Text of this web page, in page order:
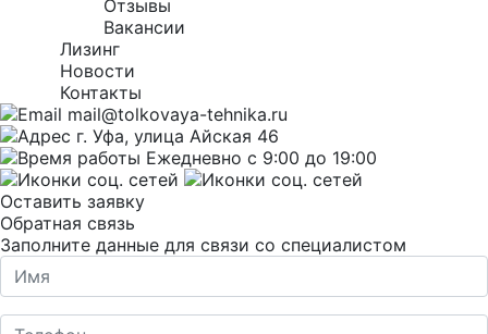
Отзывы
Вакансии
Лизинг
Новости
Контакты
mail@tolkovaya-tehnika.ru
г. Уфа, улица Айская 46
Ежедневно с 9:00 до 19:00
Оставить заявку
Обратная связь
Заполните данные для связи со специалистом